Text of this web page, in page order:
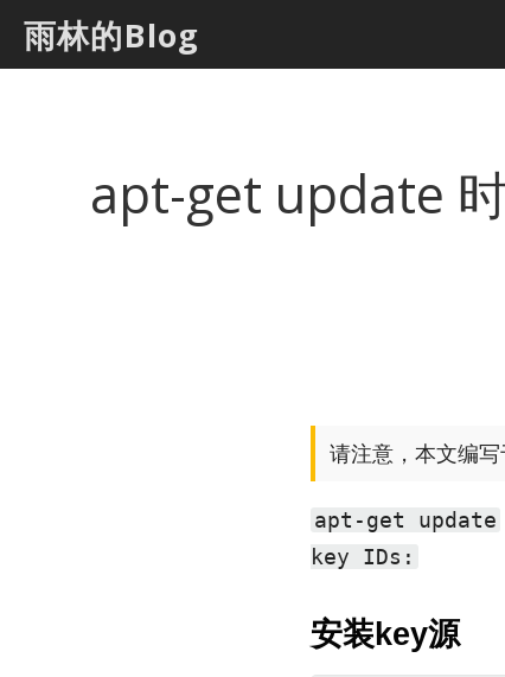
雨林的Blog
apt-get update
请注意，本文编
apt-get update
key IDs:
安装key源